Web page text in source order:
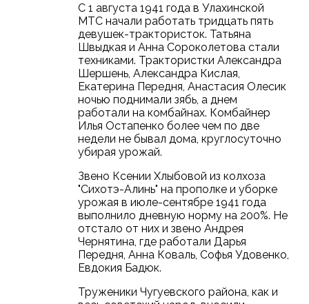
С 1 августа 1941 года в Улахинской
МТС начали работать тридцать пять
девушек-трактористок. Татьяна
Швыдкая и Анна Сороколетова стали
техниками. Трактористки Александра
Шершень, Александра Кислая,
Екатерина Передня, Анастасия Олесик
ночью поднимали зябь, а днем
работали на комбайнах. Комбайнер
Илья Остапенко более чем по две
недели не бывал дома, круглосуточно
убирая урожай.
Звено Ксении Хлыбовой из колхоза
"Сихотэ-Алинь" на прополке и уборке
урожая в июле-сентябре 1941 года
выполнило дневную норму на 200%. Не
отстало от них и звено Андрея
Чернятина, где работали Дарья
Передня, Анна Коваль, Софья Удовенко,
Евдокия Бадюк.
Труженики Чугуевского района, как и